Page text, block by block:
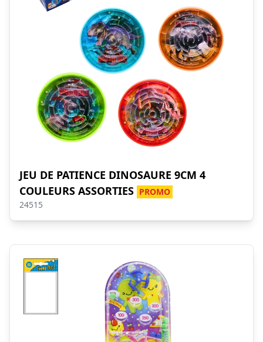
JEU DE PATIENCE DINOSAURE 9CM 4
COULEURS ASSORTIES PROMO
24515